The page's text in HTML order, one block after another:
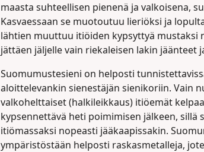
maasta suhteellisen pienenä ja valkoisena,
Kasvaessaan se muotoutuu lieriöksi ja
lähtien muuttuu itiöiden kypsyttyä mustaksi
jättäen jäljelle vain riekaleisen lakin jäänteet
Suomumustesieni on helposti
aloittelevankin sienestäjän sienikoriin. Vain
valkohelttaiset (halkileikkaus) itiöemät
kypsennettävä heti poimimisen jälkeen, sillä
itiömassaksi nopeasti jääkaapissakin.
ympäristöstään helposti raskasmetalleja,